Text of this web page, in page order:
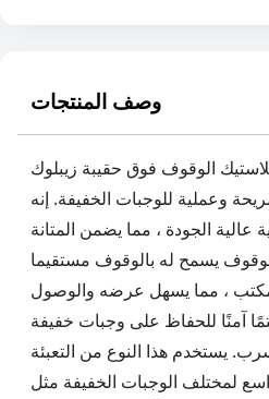
وصف المنتجات
الوقوف فوق حقيبة زيبلوك
وعملية للوجبات الخفيفة. إنه
عالية الجودة ، مما يضمن المتانة
يسمح له بالوقوف مستقيما
، مما يسهل عرضه والوصول
آمنًا للحفاظ على وجبات خفيفة
يستخدم هذا النوع من التعبئة
لمختلف الوجبات الخفيفة مثل